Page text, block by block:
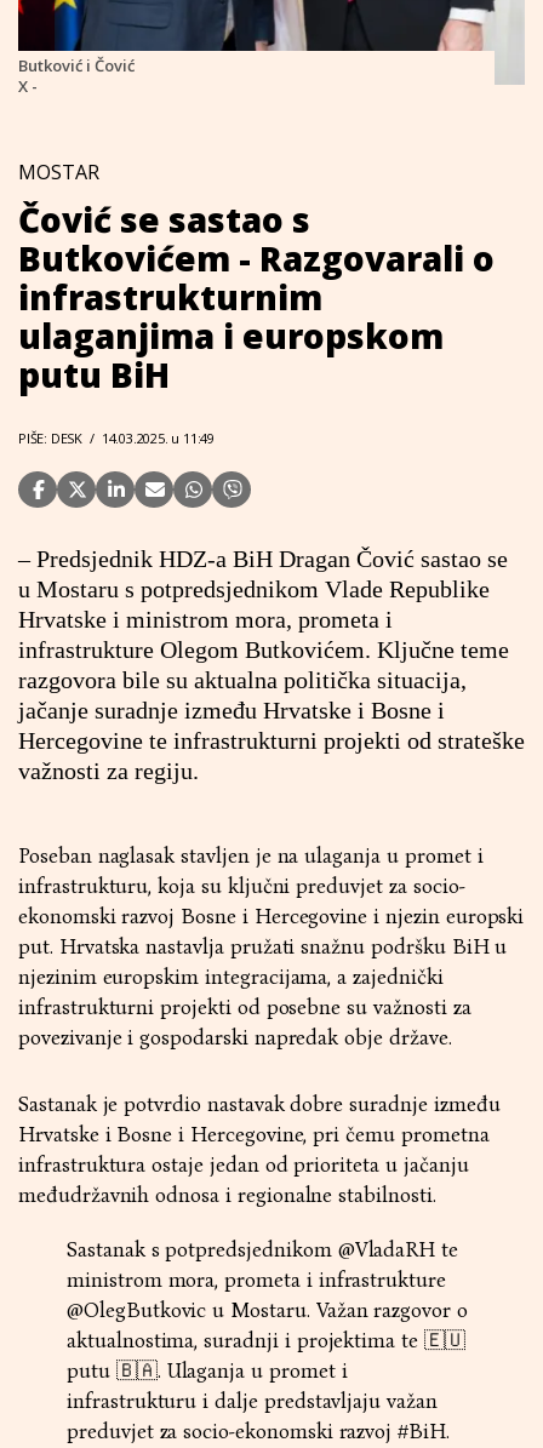
Butković i Čović
X -
MOSTAR
Čović se sastao s
Butkovićem - Razgovarali o
infrastrukturnim
ulaganjima i europskom
putu BiH
PIŠE: DESK / 14.03.2025. u 11:49
– Predsjednik HDZ-a BiH Dragan Čović sastao se
u Mostaru s potpredsjednikom Vlade Republike
Hrvatske i ministrom mora, prometa i
infrastrukture Olegom Butkovićem. Ključne teme
razgovora bile su aktualna politička situacija,
jačanje suradnje između Hrvatske i Bosne i
Hercegovine te infrastrukturni projekti od strateške
važnosti za regiju.
Poseban naglasak stavljen je na ulaganja u promet i
infrastrukturu, koja su ključni preduvjet za socio-
ekonomski razvoj Bosne i Hercegovine i njezin europski
put. Hrvatska nastavlja pružati snažnu podršku BiH u
njezinim europskim integracijama, a zajednički
infrastrukturni projekti od posebne su važnosti za
povezivanje i gospodarski napredak obje države.
Sastanak je potvrdio nastavak dobre suradnje između
Hrvatske i Bosne i Hercegovine, pri čemu prometna
infrastruktura ostaje jedan od prioriteta u jačanju
međudržavnih odnosa i regionalne stabilnosti.
Sastanak s potpredsjednikom @VladaRH te
ministrom mora, prometa i infrastrukture
@OlegButkovic u Mostaru. Važan razgovor o
aktualnostima, suradnji i projektima te 🇪🇺
putu 🇧🇦. Ulaganja u promet i
infrastrukturu i dalje predstavljaju važan
preduvjet za socio-ekonomski razvoj#BiH.